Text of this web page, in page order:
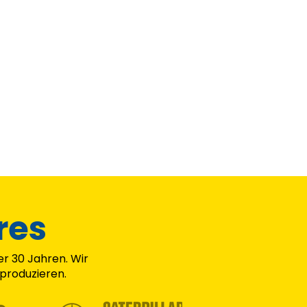
30 Jahren. Wir